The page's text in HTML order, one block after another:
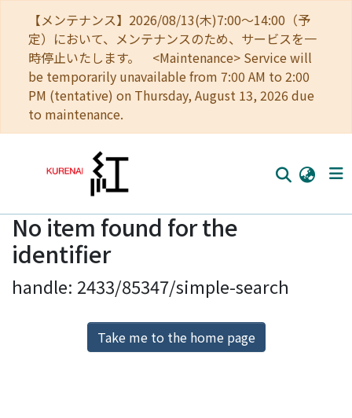
【メンテナンス】2026/08/13(木)7:00～14:00（予
定）において、メンテナンスのため、サービスを一
時停止いたします。 <Maintenance> Service will
be temporarily unavailable from 7:00 AM to 2:00
PM (tentative) on Thursday, August 13, 2026 due
to maintenance.
Home
Communities
Browse
Download Ranking
No item found for the
identifier
handle: 2433/85347/simple-search
Take me to the home page